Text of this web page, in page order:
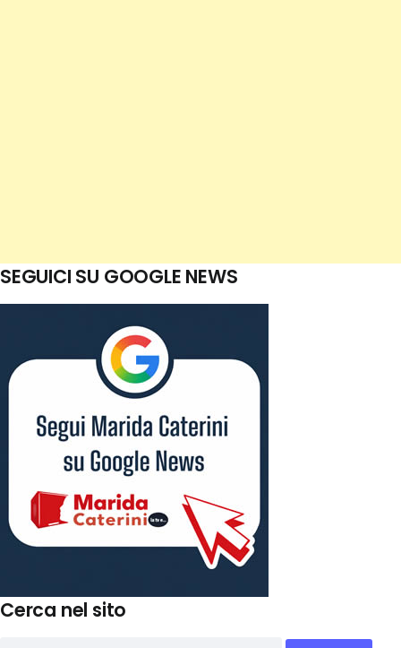
SEGUICI SU GOOGLE NEWS
Cerca nel sito